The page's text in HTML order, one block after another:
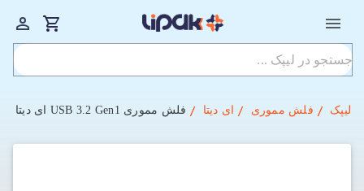
لیپک فلش مموری ای دیتا فلش مموری USB 3.2 Gen1 ای دیتا مدل UR340 ظرفیت 128 گیگابایت